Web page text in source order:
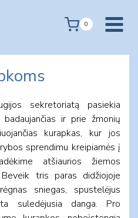
0
sekretoriatą pasiekia
ir prie žmonių
kurapkas, kur jos
sprendimu kreipiamės į
atšiaurios žiemos
tris paras didžiojoje
sniegas, spustelėjus
suledėjusia danga. Pro